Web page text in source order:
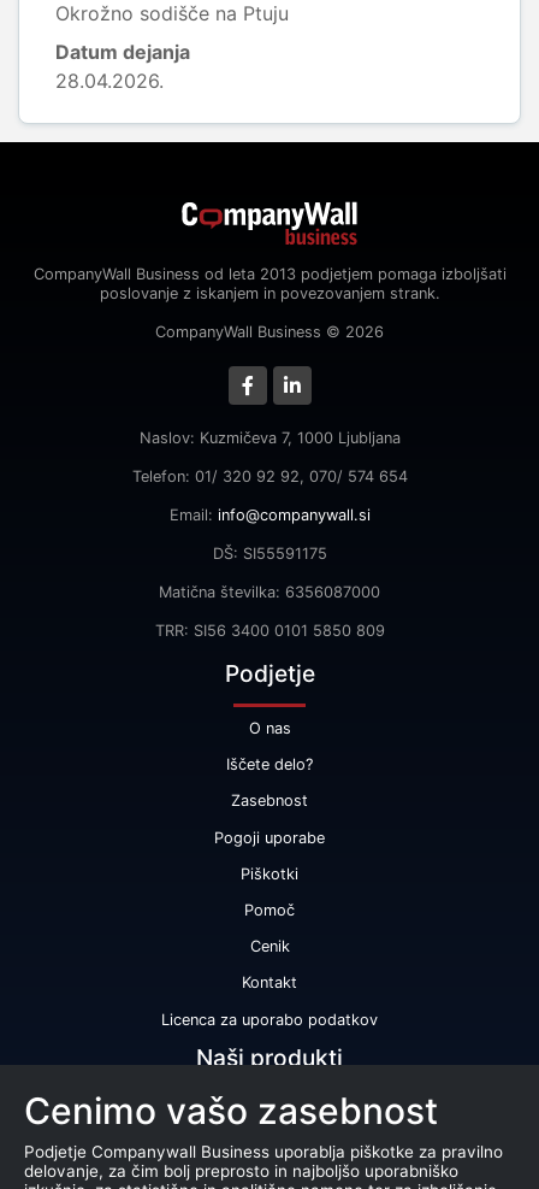
Okrožno sodišče na Ptuju
Datum dejanja
28.04.2026.
CompanyWall Business od leta 2013 podjetjem pomaga izboljšati
poslovanje z iskanjem in povezovanjem strank.
CompanyWall Business © 2026
Naslov: Kuzmičeva 7, 1000 Ljubljana
Telefon: 01/ 320 92 92, 070/ 574 654
Email: info@companywall.si
DŠ: SI55591175
Matična številka: 6356087000
TRR: SI56 3400 0101 5850 809
Podjetje
O nas
Iščete delo?
Zasebnost
Pogoji uporabe
Piškotki
Pomoč
Cenik
Kontakt
Licenca za uporabo podatkov
Naši produkti
Bonitetna ocena
Bonitetno poročilo
Certifikat bonitetne odličnosti
Cenimo vašo zasebnost
Podjetje Companywall Business uporablja piškotke za pravilno
delovanje, za čim bolj preprosto in najboljšo uporabniško